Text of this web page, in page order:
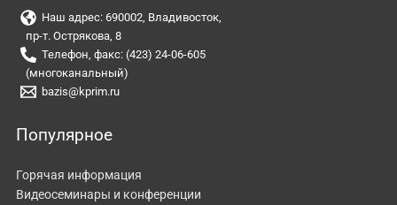
Наш адрес: 690002, Владивосток,
пр-т. Острякова, 8
Телефон, факс: (423) 24-06-605
(многоканальный)
bazis@kprim.ru
Популярное
Горячая информация
Видеосеминары и конференции